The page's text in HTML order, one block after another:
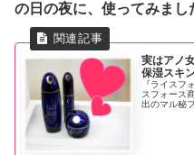
の日の夜に、使ってみまし
実はアノ
保湿スキ
『ライスフ
スフォース
出のマル秘